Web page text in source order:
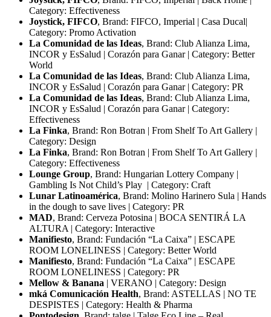
Category: Effectiveness
Joystick, FIFCO, Brand: FIFCO, Imperial | Casa Ducal|
Category: Promo Activation
La Comunidad de las Ideas, Brand: Club Alianza Lima,
INCOR y EsSalud | Corazón para Ganar | Category: Better
World
La Comunidad de las Ideas, Brand: Club Alianza Lima,
INCOR y EsSalud | Corazón para Ganar | Category: PR
La Comunidad de las Ideas, Brand: Club Alianza Lima,
INCOR y EsSalud | Corazón para Ganar | Category:
Effectiveness
La Finka, Brand: Ron Botran | From Shelf To Art Gallery |
Category: Design
La Finka, Brand: Ron Botran | From Shelf To Art Gallery |
Category: Effectiveness
Lounge Group, Brand: Hungarian Lottery Company |
Gambling Is Not Child’s Play | Category: Craft
Lunar Latinoamérica, Brand: Molino Harinero Sula | Hands
in the dough to save lives | Category: PR
MAD, Brand: Cerveza Potosina | BOCA SENTIRÁ LA
ALTURA | Category: Interactive
Manifiesto, Brand: Fundación “La Caixa” | ESCAPE
ROOM LONELINESS | Category: Better World
Manifiesto, Brand: Fundación “La Caixa” | ESCAPE
ROOM LONELINESS | Category: PR
Mellow & Banana | VERANO | Category: Design
mká Comunicación Health, Brand: ASTELLAS | NO TE
DESPISTES | Category: Health & Pharma